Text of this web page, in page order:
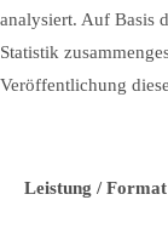
analysiert. Auf Basis
Statistik
Veröffentlichung
Leistung / Format